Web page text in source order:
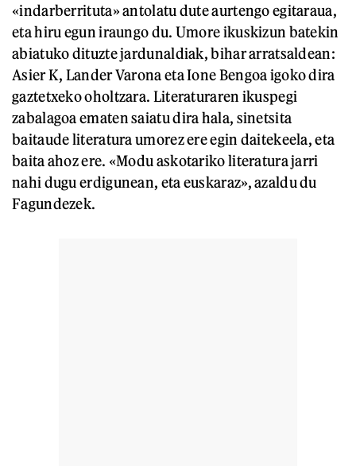
«indarberrituta» antolatu dute aurtengo egitaraua,
eta hiru egun iraungo du. Umore ikuskizun batekin
abiatuko dituzte jardunaldiak, bihar arratsaldean:
Asier K, Lander Varona eta Ione Bengoa igoko dira
gaztetxeko oholtzara. Literaturaren ikuspegi
zabalagoa ematen saiatu dira hala, sinetsita
baitaude literatura umorez ere egin daitekeela, eta
baita ahoz ere. «Modu askotariko literatura jarri
nahi dugu erdigunean, eta euskaraz», azaldu du
Fagundezek.